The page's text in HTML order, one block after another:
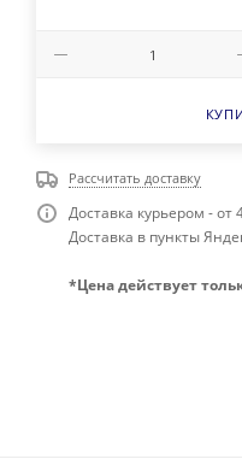
Рассчитать доставку
Доставка курьером - от
Доставка в пункты
*Цена действует